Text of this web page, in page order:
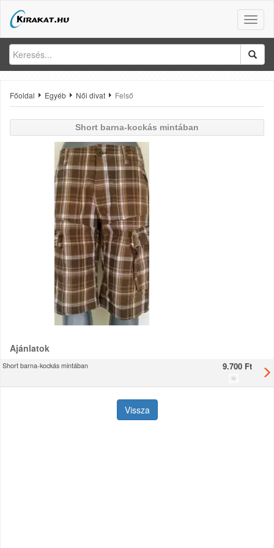
Toggle
Főoldal Egyéb Női divat Felső
Short barna-kockás mintában
Ajánlatok
Short barna-kockás mintában 9.700 Ft
Vissza